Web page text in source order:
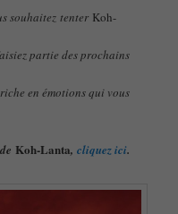
souhaitez tenter Koh-
partie des prochains
en émotions qui vous
Koh-Lanta,cliquez ici.